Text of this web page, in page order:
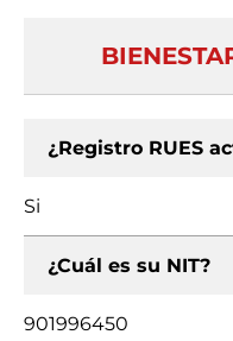
¿Registro RUES
Si
¿Cuál es su NIT?
901996450